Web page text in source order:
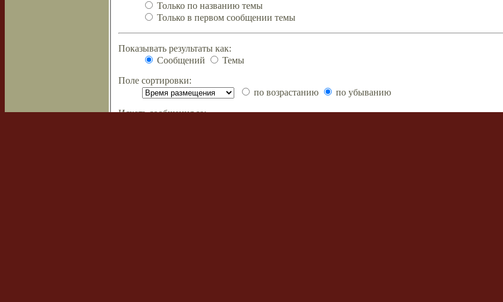
Только по названию темы
Только в первом сообщении темы
Показывать результаты как:
Сообщений
Темы
Поле сортировки:
по возрастанию
по убыванию
Искать сообщения за: